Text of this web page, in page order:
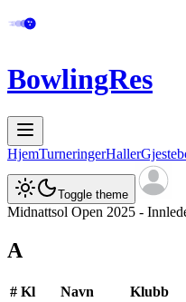
BowlingRes
HjemTurneringerHaller
Toggle theme
Midnattsol Open 2025 -
A
# Kl Navn Klubb